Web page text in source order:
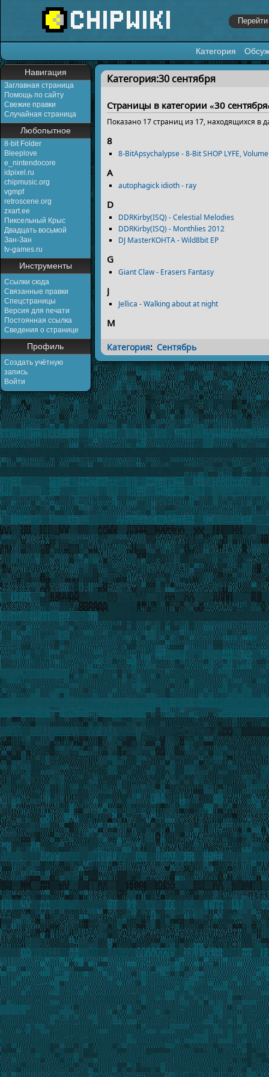
Категория
Навигация
Заглавная страница
Помощь по сайту
Свежие правки
Случайная страница
Любопытное
8-bit Folder
Bleeplove
e_nintendocore
idpixel.ru
chipmusic.org
vgmpf
retroscene.org
zxart.ee
Пиксельный Крыс
Двадцать восьмой
Зан-Зан
tv-games.ru
Инструменты
Ссылки сюда
Связанные правки
Спецстраницы
Версия для печати
Постоянная ссылка
Сведения о странице
Профиль
Создать учётную
запись
Войти
Перейти к:навигация,поиск
Категория:30 сентября
Страницы в категории «30
Показано 17 страниц из 17, находящихся в
8
8-BitApsychalypse - 8​-​Bit SHOP LYFE,
A
autophagick idioth - ray
D
DDRKirby(ISQ) - Celestial Melodies
DDRKirby(ISQ) - Monthlies 2012
DJ MasterKOHTA - Wild8bit EP
G
Giant Claw - Erasers Fantasy
J
Jellica - Walking about at night
M
Категория: Сентябрь